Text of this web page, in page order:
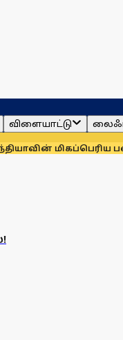
விளையாட்டு
மிகப்பெரிய பலம்: